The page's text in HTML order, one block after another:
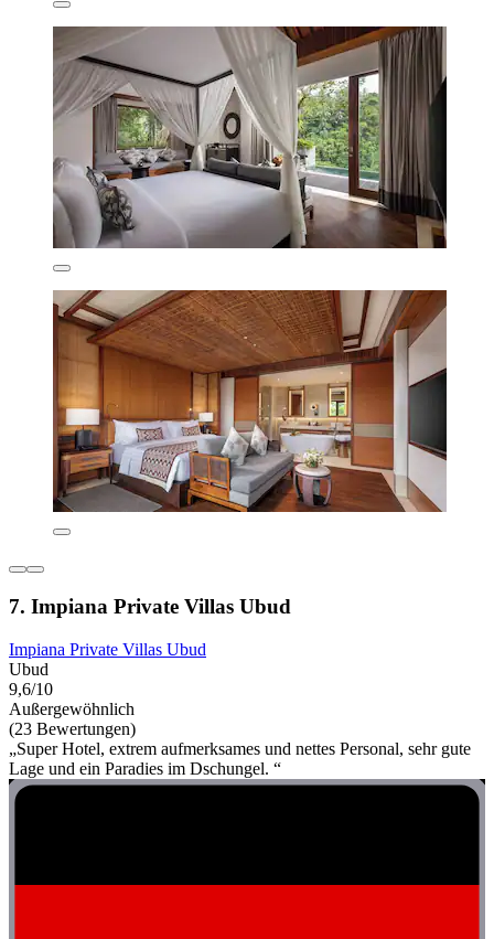
7. Impiana Private Villas Ubud
Impiana Private Villas Ubud
Ubud
9,6/10
Außergewöhnlich
(23 Bewertungen)
„Super Hotel, extrem aufmerksames und nettes Personal, sehr gute
Lage und ein Paradies im Dschungel. “